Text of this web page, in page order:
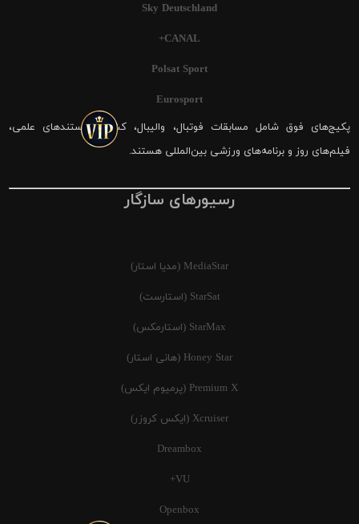
Sky Deutschland
CANAL+
Polsat Sport
Eurosport
پکیج‌های فوق شامل مسابقات فوتبال، والیبال، کشتی، مستندهای علمی،
فیلم‌های روز و برنامه‌های ورزشی بین‌المللی هستند.
رسیورهای سازگار
MediaStar (مدیا استار)
StarSat (استارست)
StarMax (استارمکس)
Honey Star (هانی استار)
Premium X (پرمیوم ایکس)
Xcruiser (ایکس کروزر)
Dreambox
VU+
Openbox